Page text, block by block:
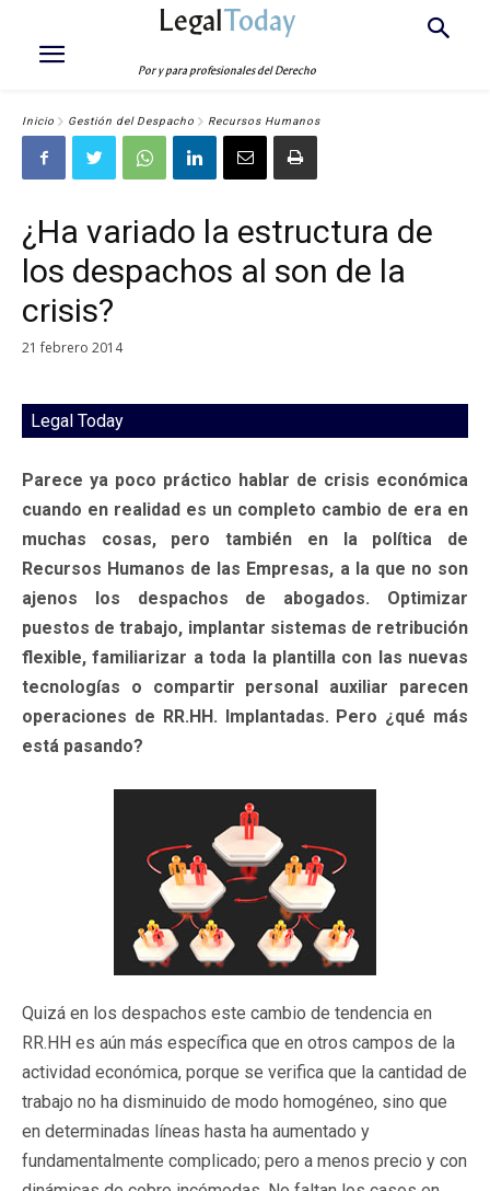
LegalToday
Por y para profesionales del Derecho
Inicio Gestión del Despacho Recursos Humanos
¿Ha variado la estructura de
los despachos al son de la
crisis?
21 febrero 2014
Legal Today
Parece ya poco práctico hablar de crisis económica
cuando en realidad es un completo cambio de era en
muchas cosas, pero también en la política de
Recursos Humanos de las Empresas, a la que no son
ajenos los despachos de abogados. Optimizar
puestos de trabajo, implantar sistemas de retribución
flexible, familiarizar a toda la plantilla con las nuevas
tecnologías o compartir personal auxiliar parecen
operaciones de RR.HH. Implantadas. Pero ¿qué más
está pasando?
Quizá en los despachos este cambio de tendencia en
RR.HH es aún más específica que en otros campos de la
actividad económica, porque se verifica que la cantidad de
trabajo no ha disminuido de modo homogéneo, sino que
en determinadas líneas hasta ha aumentado y
fundamentalmente complicado; pero a menos precio y con